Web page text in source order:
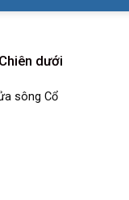
dưới
sông Cổ